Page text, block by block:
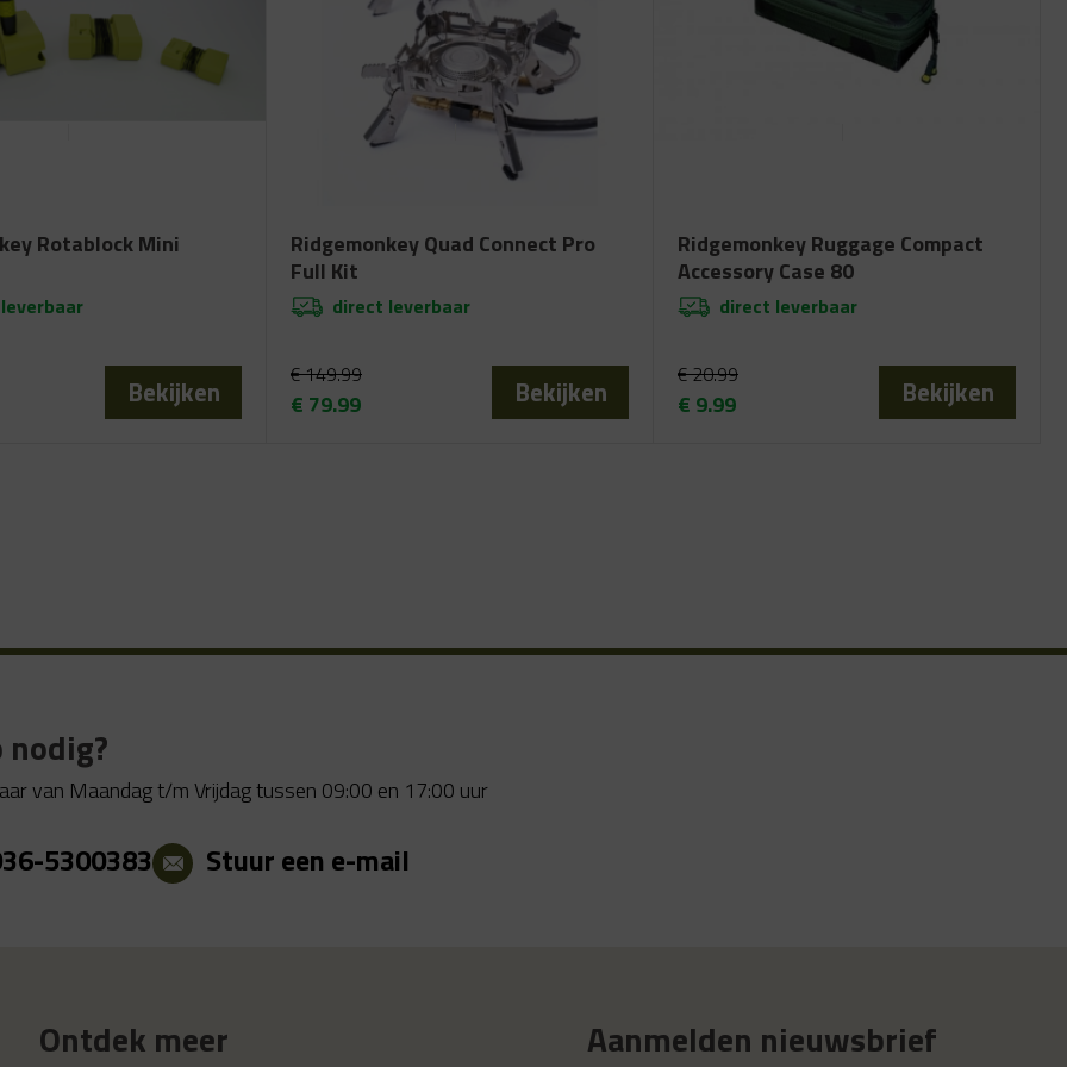
Rotablock Mini
Bekijken
Ridgemonkey Quad Connect Pro
Full Kit
direct leverbaar
€149.99
€ 79.99
Bekijken
Ridgemonkey Ruggage Compact
Accessory Case 80
direct leverbaar
€20.99
€ 9.99
Bekijken
van Maandag t/m Vrijdag tussen 09:00 en 17:00 uur
5300383 Stuur een e-mail
Ontdek meer Aanmelden nieuwsbrief